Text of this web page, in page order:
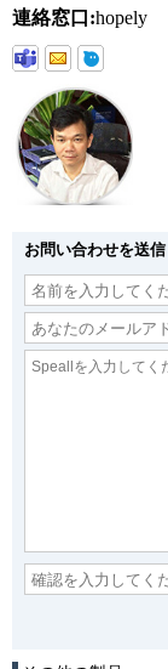
連絡窓口:hopely
お問い合わせを送信